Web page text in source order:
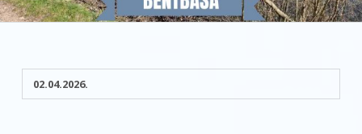
02.04.2026.